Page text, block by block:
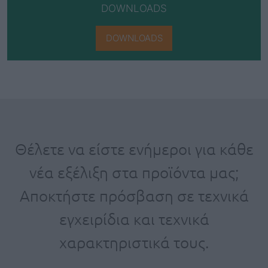
DOWNLOADS
DOWNLOADS
Θέλετε να είστε ενήμεροι για κάθε
νέα εξέλιξη στα προϊόντα μας;
Αποκτήστε πρόσβαση σε τεχνικά
εγχειρίδια και τεχνικά
χαρακτηριστικά τους.